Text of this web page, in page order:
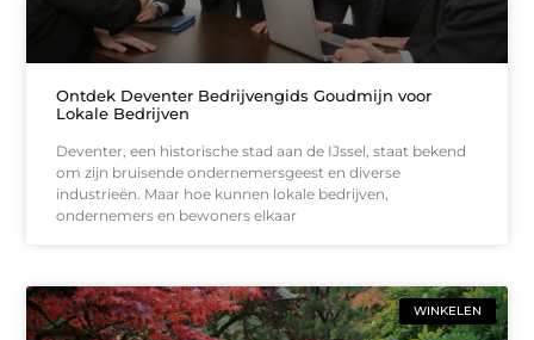
Ontdek Deventer Bedrijvengids Goudmijn voor
Lokale Bedrijven
Deventer, een historische stad aan de IJssel, staat bekend
om zijn bruisende ondernemersgeest en diverse
industrieën. Maar hoe kunnen lokale bedrijven,
ondernemers en bewoners elkaar
WINKELEN